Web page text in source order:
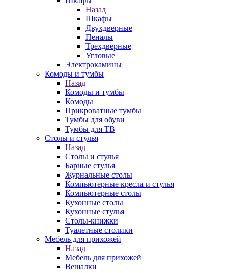
Назад
Шкафы
Двухдверные
Пеналы
Трехдверные
Угловые
Электрокамины
Комоды и тумбы
Назад
Комоды и тумбы
Комоды
Прикроватные тумбы
Тумбы для обуви
Тумбы для ТВ
Столы и стулья
Назад
Столы и стулья
Барные стулья
Журнальные столы
Компьютерные кресла и стулья
Компьютерные столы
Кухонные столы
Кухонные стулья
Столы-книжки
Туалетные столики
Мебель для прихожей
Назад
Мебель для прихожей
Вешалки